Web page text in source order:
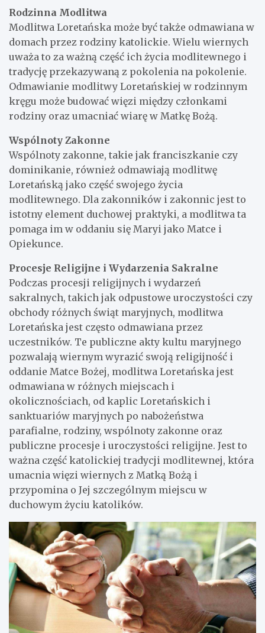
Rodzinna Modlitwa
Modlitwa Loretańska może być także odmawiana w
domach przez rodziny katolickie. Wielu wiernych
uważa to za ważną część ich życia modlitewnego i
tradycję przekazywaną z pokolenia na pokolenie.
Odmawianie modlitwy Loretańskiej w rodzinnym
kręgu może budować więzi między członkami
rodziny oraz umacniać wiarę w Matkę Bożą.
Wspólnoty Zakonne
Wspólnoty zakonne, takie jak franciszkanie czy
dominikanie, również odmawiają modlitwę
Loretańską jako część swojego życia
modlitewnego. Dla zakonników i zakonnic jest to
istotny element duchowej praktyki, a modlitwa ta
pomaga im w oddaniu się Maryi jako Matce i
Opiekunce.
Procesje Religijne i Wydarzenia Sakralne
Podczas procesji religijnych i wydarzeń
sakralnych, takich jak odpustowe uroczystości czy
obchody różnych świąt maryjnych, modlitwa
Loretańska jest często odmawiana przez
uczestników. Te publiczne akty kultu maryjnego
pozwalają wiernym wyrazić swoją religijność i
oddanie Matce Bożej, modlitwa Loretańska jest
odmawiana w różnych miejscach i
okolicznościach, od kaplic Loretańskich i
sanktuariów maryjnych po nabożeństwa
parafialne, rodziny, wspólnoty zakonne oraz
publiczne procesje i uroczystości religijne. Jest to
ważna część katolickiej tradycji modlitewnej, która
umacnia więzi wiernych z Matką Bożą i
przypomina o Jej szczególnym miejscu w
duchowym życiu katolików.